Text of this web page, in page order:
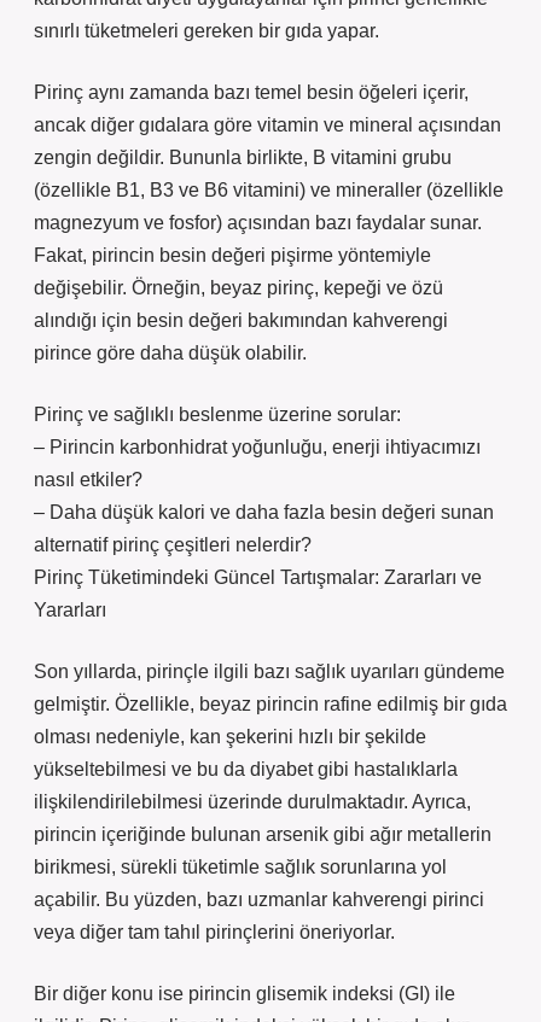
sınırlı tüketmeleri gereken bir gıda yapar.
Pirinç aynı zamanda bazı temel besin öğeleri içerir,
ancak diğer gıdalara göre vitamin ve mineral açısından
zengin değildir. Bununla birlikte, B vitamini grubu
(özellikle B1, B3 ve B6 vitamini) ve mineraller (özellikle
magnezyum ve fosfor) açısından bazı faydalar sunar.
Fakat, pirincin besin değeri pişirme yöntemiyle
değişebilir. Örneğin, beyaz pirinç, kepeği ve özü
alındığı için besin değeri bakımından kahverengi
pirince göre daha düşük olabilir.
Pirinç ve sağlıklı beslenme üzerine sorular:
– Pirincin karbonhidrat yoğunluğu, enerji ihtiyacımızı
nasıl etkiler?
– Daha düşük kalori ve daha fazla besin değeri sunan
alternatif pirinç çeşitleri nelerdir?
Pirinç Tüketimindeki Güncel Tartışmalar: Zararları ve
Yararları
Son yıllarda, pirinçle ilgili bazı sağlık uyarıları gündeme
gelmiştir. Özellikle, beyaz pirincin rafine edilmiş bir gıda
olması nedeniyle, kan şekerini hızlı bir şekilde
yükseltebilmesi ve bu da diyabet gibi hastalıklarla
ilişkilendirilebilmesi üzerinde durulmaktadır. Ayrıca,
pirincin içeriğinde bulunan arsenik gibi ağır metallerin
birikmesi, sürekli tüketimle sağlık sorunlarına yol
açabilir. Bu yüzden, bazı uzmanlar kahverengi pirinci
veya diğer tam tahıl pirinçlerini öneriyorlar.
Bir diğer konu ise pirincin glisemik indeksi (GI) ile